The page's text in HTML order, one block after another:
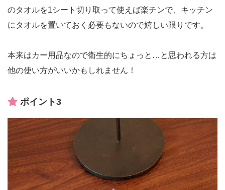
のタオルを1シート切り取って使えば楽チンで、キッチン
にタオルを置いておく必要もないので嬉しい限りです。
本来はカー用品なので衛生的にちょっと…と思われる方は
他の使い方がいいかもしれません！
ポイント3